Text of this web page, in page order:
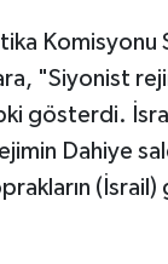
"Siyonist
gösterdi.
Dahiye